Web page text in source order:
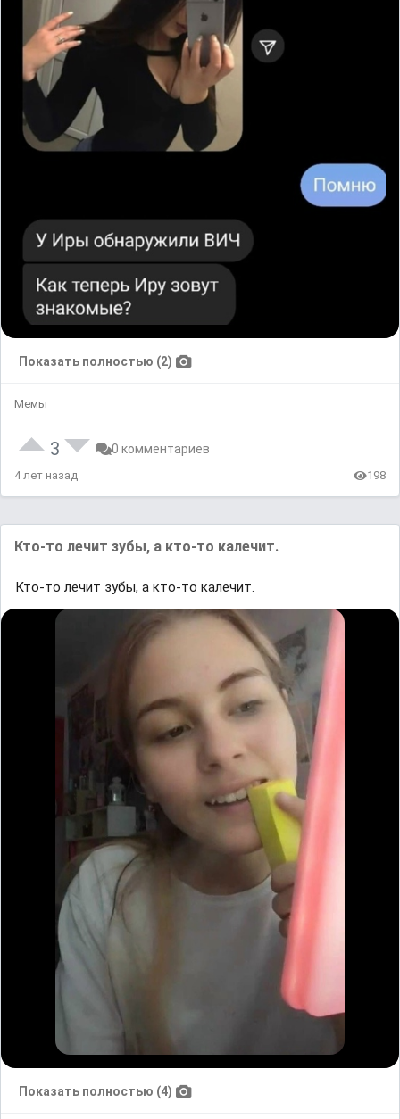
Показать полностью (2)
Мемы
3 0 комментариев
4 лет назад 198
Кто-то лечит зубы, а кто-то калечит.
Кто-то лечит зубы, а кто-то калечит.
Показать полностью (4)